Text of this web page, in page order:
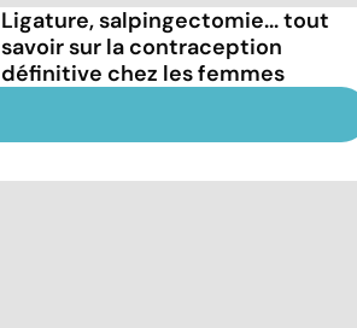
Ligature, salpingectomie... tout
savoir sur la contraception
définitive chez les femmes